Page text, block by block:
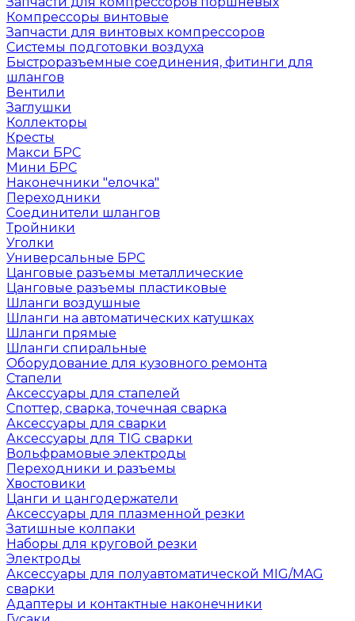
Компрессоры винтовые
Запчасти для винтовых компрессоров
Системы подготовки воздуха
Быстроразъемные соединения, фитинги для
шлангов
Вентили
Заглушки
Коллекторы
Кресты
Макси БРС
Мини БРС
Наконечники "елочка"
Переходники
Соединители шлангов
Тройники
Уголки
Универсальные БРС
Цанговые разъемы металлические
Цанговые разъемы пластиковые
Шланги воздушные
Шланги на автоматических катушках
Шланги прямые
Шланги спиральные
Оборудование для кузовного ремонта
Стапели
Аксессуары для стапелей
Споттер, сварка, точечная сварка
Аксессуары для сварки
Аксессуары для TIG сварки
Вольфрамовые электроды
Переходники и разъемы
Хвостовики
Цанги и цангодержатели
Аксессуары для плазменной резки
Затишные колпаки
Наборы для круговой резки
Электроды
Аксессуары для полуавтоматической MIG/MAG
сварки
Адаптеры и контактные наконечники